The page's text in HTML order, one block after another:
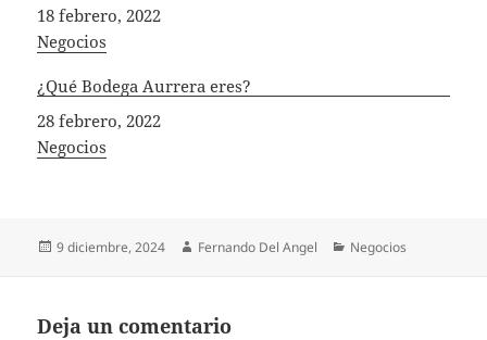
Fecha
18 febrero, 2022
In relation to
Negocios
¿Qué Bodega Aurrera eres?
Fecha
28 febrero, 2022
In relation to
Negocios
Publicado
9 diciembre, 2024 Autor
Fernando Del Angel Categorías
Negocios
Deja un comentario